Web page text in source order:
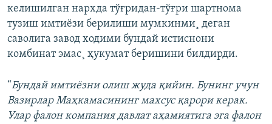
келишилган нархда тўғридан-тўғри шартнома
тузиш имтиëзи берилиши мумкинми¸ деган
саволига завод ходими бундай истиснони
комбинат эмас¸ ҳукумат беришини билдирди.
“Бундай имтиëзни олиш жуда қийин. Бунинг учун
Вазирлар Маҳкамасининг махсус қарори керак.
Улар фалон компания давлат аҳамиятига эга фалон